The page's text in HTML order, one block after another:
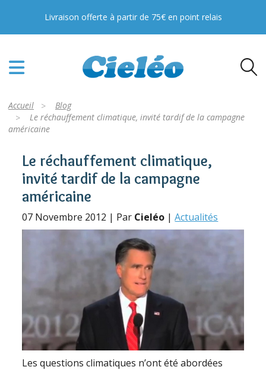
Livraison offerte à partir de 75€ en point relais
Accueil
Blog
Le réchauffement climatique, invité tardif de la campagne
américaine
Le réchauffement climatique,
invité tardif de la campagne
américaine
07 Novembre 2012 | Par Cieléo |Actualités
Les questions climatiques n’ont été abordées